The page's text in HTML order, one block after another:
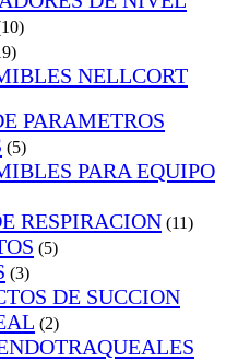
NELLCORT
PARAMETROS
(5)
PARA EQUIPO
RESPIRACION (11)
(5)
(3)
DE SUCCION
(2)